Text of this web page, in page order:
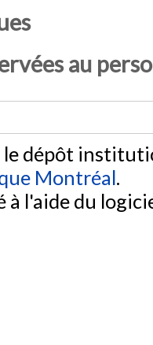
au
dépôt
Montréal.
à l'aide du